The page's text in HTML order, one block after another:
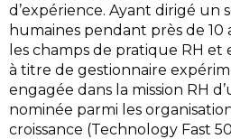
d’expérience. Ayant dirigé un
humaines pendant près de 10
les champs de pratique RH et
à titre de gestionnaire
engagée dans la mission RH
nominée parmi les
croissance (Technology Fast